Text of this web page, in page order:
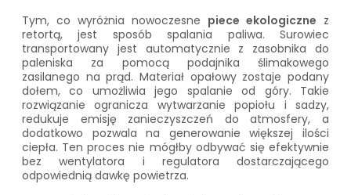
Tym, co wyróżnia nowoczesne piece ekologiczne z
retortą, jest sposób spalania paliwa. Surowiec
transportowany jest automatycznie z zasobnika do
paleniska za pomocą podajnika ślimakowego
zasilanego na prąd. Materiał opałowy zostaje podany
dołem, co umożliwia jego spalanie od góry. Takie
rozwiązanie ogranicza wytwarzanie popiołu i sadzy,
redukuje emisję zanieczyszczeń do atmosfery, a
dodatkowo pozwala na generowanie większej ilości
ciepła. Ten proces nie mógłby odbywać się efektywnie
bez wentylatora i regulatora dostarczającego
odpowiednią dawkę powietrza.